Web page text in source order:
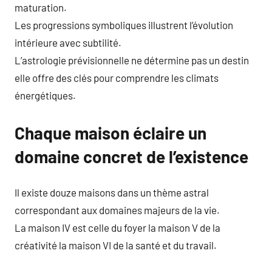
maturation.
Les progressions symboliques illustrent l’évolution
intérieure avec subtilité.
L’astrologie prévisionnelle ne détermine pas un destin
elle offre des clés pour comprendre les climats
énergétiques.
Chaque maison éclaire un
domaine concret de l’existence
Il existe douze maisons dans un thème astral
correspondant aux domaines majeurs de la vie.
La maison IV est celle du foyer la maison V de la
créativité la maison VI de la santé et du travail.